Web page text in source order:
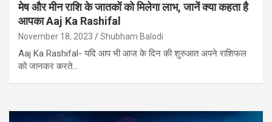
मेष और मीन राशि के जातकों को मिलेगा लाभ, जानें क्या कहता है
आपका Aaj Ka Rashifal
November 18, 2023 Shubham Balodi
Aaj Ka Rashifal- यदि आप भी आज के दिन की शुरुआत अपने राशिफल
को जानकर करते…